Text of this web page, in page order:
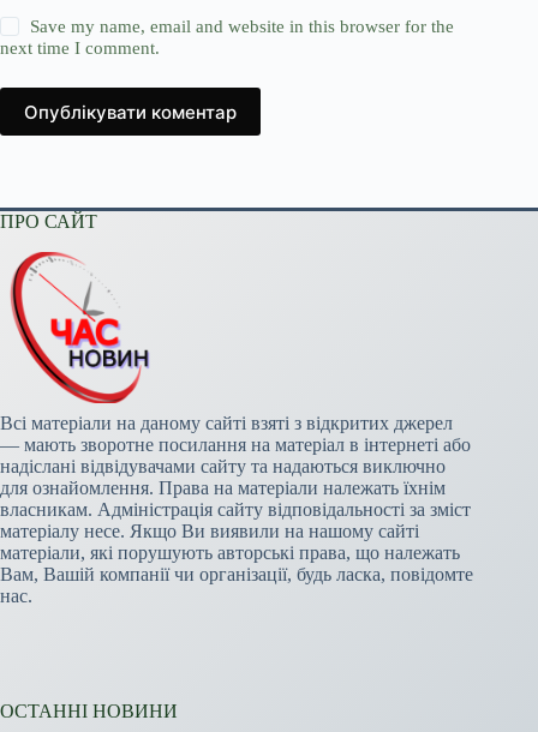
Save my name, email and website in this browser for the
next time I comment.
Опублікувати коментар
ПРО САЙТ
Всі матеріали на даному сайті взяті з відкритих джерел
— мають зворотне посилання на матеріал в інтернеті або
надіслані відвідувачами сайту та надаються виключно
для ознайомлення. Права на матеріали належать їхнім
власникам. Адміністрація сайту відповідальності за зміст
матеріалу несе. Якщо Ви виявили на нашому сайті
матеріали, які порушують авторські права, що належать
Вам, Вашій компанії чи організації, будь ласка, повідомте
нас.
ОСТАННІ НОВИНИ